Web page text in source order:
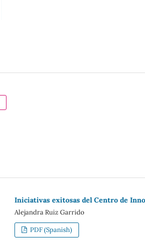
Iniciativas exitosas del Centro de
Alejandra Ruiz Garrido
PDF (Spanish)